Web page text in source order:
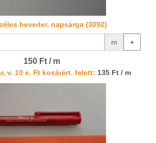
heveder, napsárga (3092)
m +
150 Ft / m
v. 10 e. Ft kosárért. felett: 135 Ft / m